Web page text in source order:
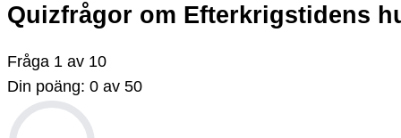
Quizfrågor om Efterkrigstidens
Fråga 1 av 10
Din poäng: 0 av 50